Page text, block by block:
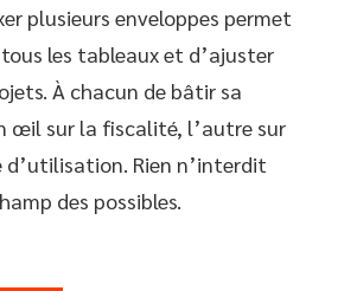
plusieurs enveloppes permet
les tableaux et d’ajuster
À chacun de bâtir sa
œil sur la fiscalité, l’autre sur
d’utilisation. Rien n’interdit
des possibles.